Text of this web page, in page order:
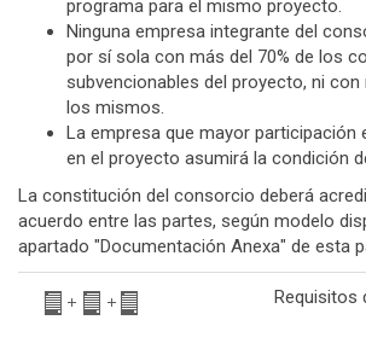
programa para el mismo proyecto.
Ninguna empresa integrante del
por sí sola con más del 70% de los
subvencionables del proyecto, ni con
los mismos.
La empresa que mayor participación
en el proyecto asumirá la condición
La constitución del consorcio deberá
acuerdo entre las partes, según modelo
apartado "Documentación Anexa" de esta
Requisitos